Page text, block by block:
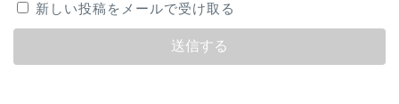
新しい投稿をメールで受け取る